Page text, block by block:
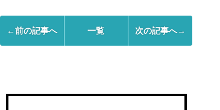
←前の記事へ 一覧 次の記事へ→